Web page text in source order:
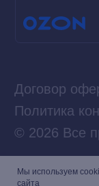
Мы используем
сайта